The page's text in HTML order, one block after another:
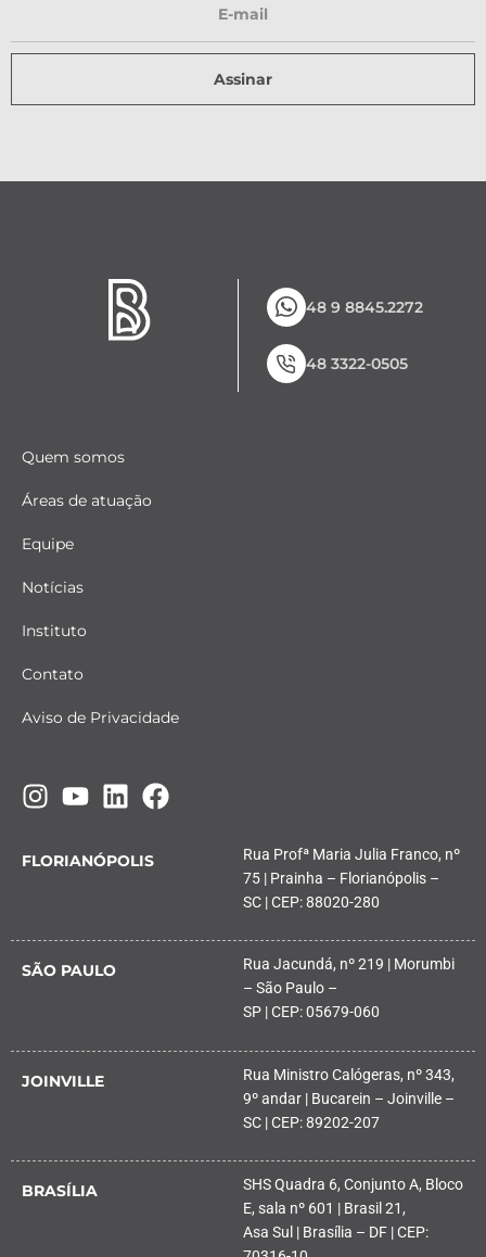
Assinar
48 9 8845.2272
48 3322-0505
Quem somos
Áreas de atuação
Equipe
Notícias
Instituto
Contato
Aviso de Privacidade
FLORIANÓPOLIS
Rua Profª Maria Julia Franco, nº
75 | Prainha – Florianópolis –
SC | CEP: 88020-280
SÃO PAULO
Rua Jacundá, nº 219 | Morumbi
– São Paulo –
SP | CEP: 05679-060
JOINVILLE
Rua Ministro Calógeras, nº 343,
9º andar | Bucarein – Joinville –
SC | CEP: 89202-207
BRASÍLIA
SHS Quadra 6, Conjunto A, Bloco
E, sala nº 601 | Brasil 21,
Asa Sul | Brasília – DF | CEP: